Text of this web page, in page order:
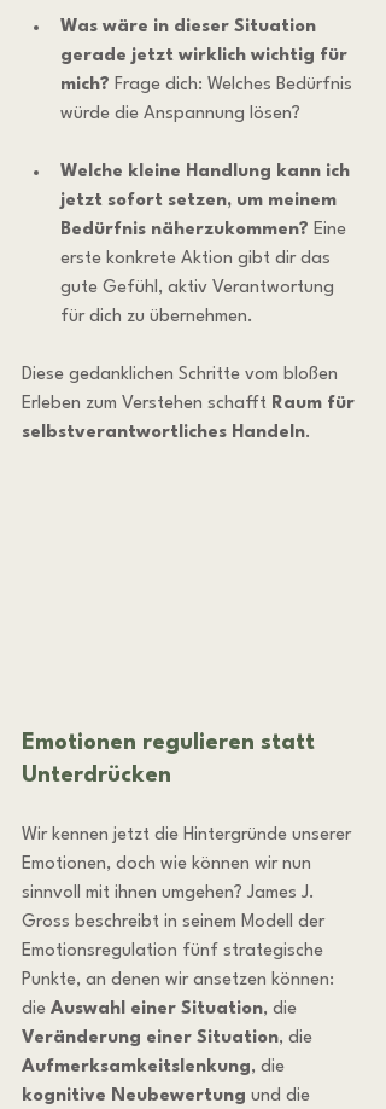
Was wäre in dieser Situation
gerade jetzt wirklich wichtig für
mich? Frage dich: Welches Bedürfnis
würde die Anspannung lösen?
Welche kleine Handlung kann ich
jetzt sofort setzen, um meinem
Bedürfnis näherzukommen? Eine
erste konkrete Aktion gibt dir das
gute Gefühl, aktiv Verantwortung
für dich zu übernehmen.
Diese gedanklichen Schritte vom bloßen
Erleben zum Verstehen schafft Raum für
selbstverantwortliches Handeln.
Emotionen regulieren statt
Unterdrücken
Wir kennen jetzt die Hintergründe unserer
Emotionen, doch wie können wir nun
sinnvoll mit ihnen umgehen? James J.
Gross beschreibt in seinem Modell der
Emotionsregulation fünf strategische
Punkte, an denen wir ansetzen können:
die Auswahl einer Situation, die
Veränderung einer Situation, die
Aufmerksamkeitslenkung, die
kognitive Neubewertung und die